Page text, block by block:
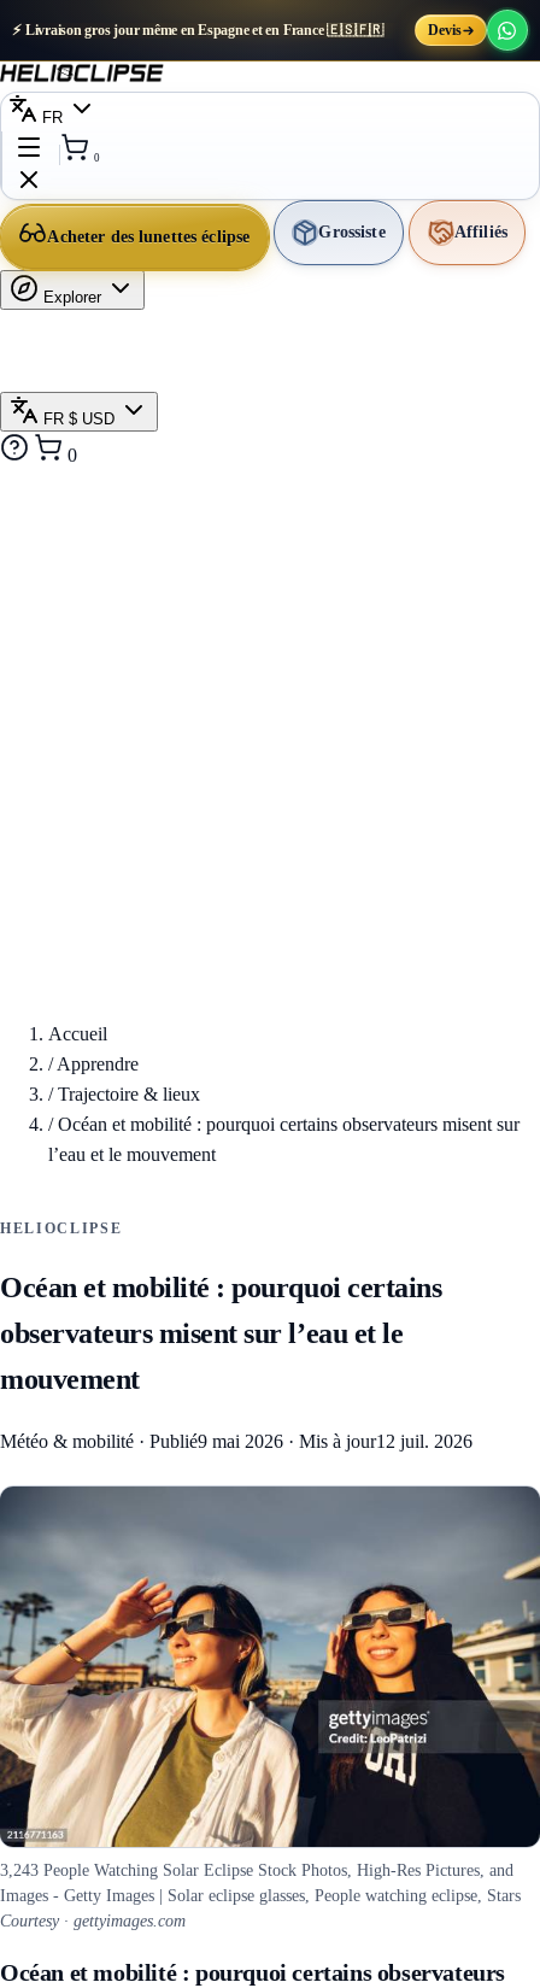
⚡ Livraison gros jour même en Espagne et en France 🇪🇸🇫🇷 Devis
FR
0
Acheter des lunettes éclipse Grossiste Affiliés
Explorer
FR $ USD
0
Accueil
/Apprendre
/Trajectoire & lieux
/Océan et mobilité : pourquoi certains observateurs misent sur
l’eau et le mouvement
HELIOCLIPSE
Océan et mobilité : pourquoi certains
observateurs misent sur l’eau et le
mouvement
Météo & mobilité · Publié9 mai 2026 · Mis à jour12 juil. 2026
3,243 People Watching Solar Eclipse Stock Photos, High-Res Pictures, and
Images - Getty Images | Solar eclipse glasses, People watching eclipse, Stars
Courtesy · gettyimages.com
Océan et mobilité : pourquoi certains observateurs